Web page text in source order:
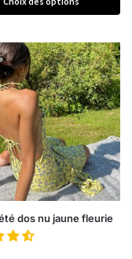
dos nu jaune fleurie